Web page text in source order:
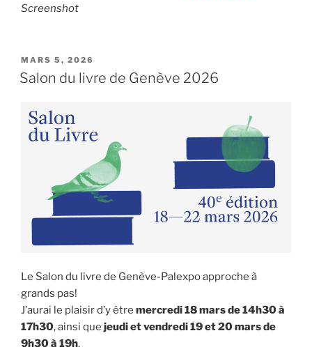
Screenshot
PUBLIÉ
LE
MARS 5, 2026
Salon du livre de Genève 2026
Le Salon du livre de Genève-Palexpo approche à
grands pas!
J’aurai le plaisir d’y être mercredi 18 mars de 14h30 à
17h30, ainsi que jeudi et vendredi 19 et 20 mars de
9h30 à 19h.